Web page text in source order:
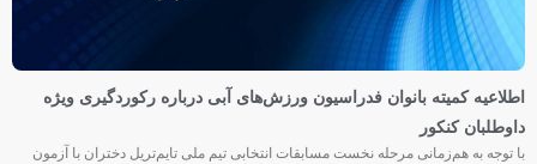
اطلاعیه کمیته بانوان فدراسیون ورزش‌های آبی درباره رکوردگیری ویژه
داوطلبان کنکور
با توجه به هم‌زمانی مرحله نخست مسابقات انتخابی تیم ملی تایم‌تریل دختران با آزمون